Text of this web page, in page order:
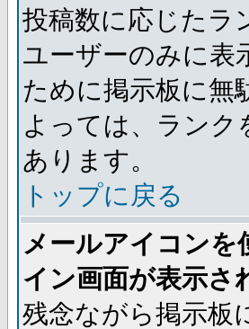
投稿数に応じたラ
ユーザーのみに表
ために掲示板に無
よっては、ランク
あります。
トップに戻る
メールアイコン
イン画面が表示さ
残念ながら掲示板